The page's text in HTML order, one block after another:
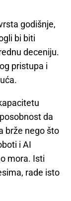
godišnje,
bi biti
deceniju.
pristupa i
da
brže nego što
i AI
mora. Isti
rade isto